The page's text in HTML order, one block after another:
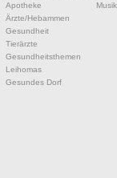
Apotheke
Ärzte/Hebammen
Gesundheit
Tierärzte
Gesundheitsthemen
Leihomas
Gesundes Dorf